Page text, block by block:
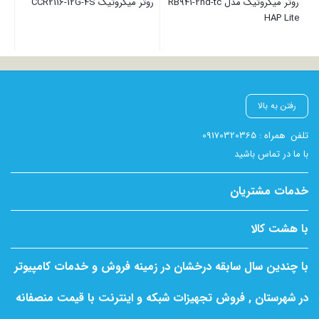
HAP Lite
رفتن به بالا
تلفن همراه : 09170320365
با ما در تماس باشید
خدمات مشتریان
با هشت کالا
با چندین سال سابقه درخشان در زمینه فروش و خدمات کامپیوتر
در شهرستان , فروش تجهیزات شبکه و اینترنت با قیمت منصفانه